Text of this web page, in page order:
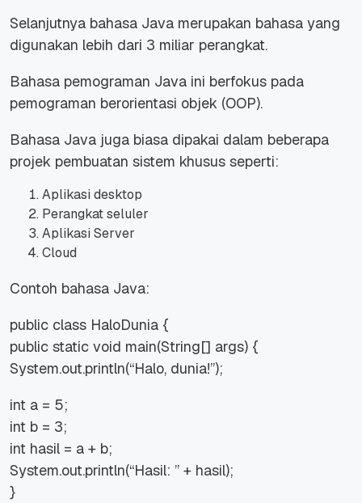
Selanjutnya bahasa Java merupakan bahasa yang
digunakan lebih dari 3 miliar perangkat.
Bahasa pemograman Java ini berfokus pada
pemograman berorientasi objek (OOP).
Bahasa Java juga biasa dipakai dalam beberapa
projek pembuatan sistem khusus seperti:
Aplikasi desktop
Perangkat seluler
Aplikasi Server
Cloud
Contoh bahasa Java:
public class HaloDunia {
public static void main(String[] args) {
System.out.println(“Halo, dunia!”);
int a = 5;
int b = 3;
int hasil = a + b;
System.out.println(“Hasil: ” + hasil);
}